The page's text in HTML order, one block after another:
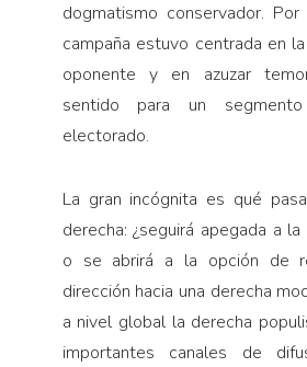
dogmatismo conservador.
campaña estuvo centrada en
oponente y en azuzar
sentido para un
electorado.
La gran incógnita es qué
derecha: ¿seguirá apegada a
o se abrirá a la opción de
dirección hacia una derecha
a nivel global la derecha
importantes canales de